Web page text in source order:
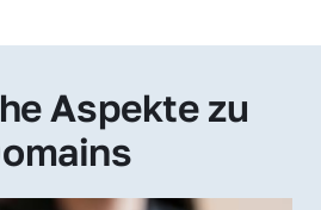
Aspekte zu